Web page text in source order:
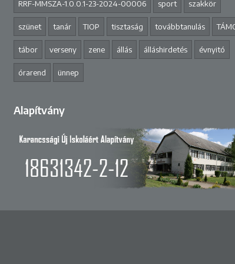
RRF-MMSZA-1.0.0.1-23-2024-00006 sport szakkör
szünet tanár TIOP tisztaság továbbtanulás
tábor verseny zene állás álláshirdetés évnyitó
órarend ünnep
Alapítvány